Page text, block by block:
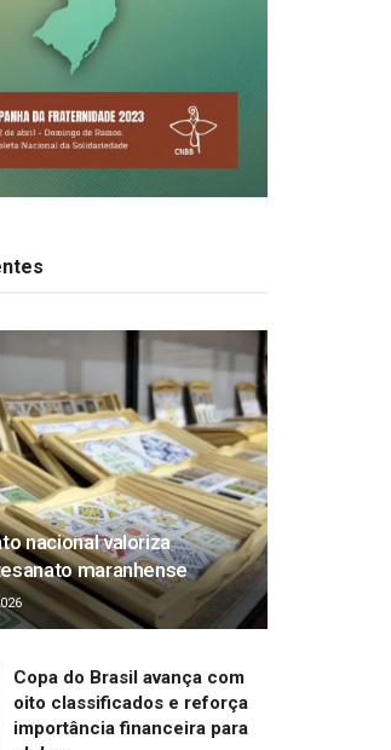
nacional valoriza
maranhense
Copa do Brasil avança com
oito classificados e reforça
importância financeira para